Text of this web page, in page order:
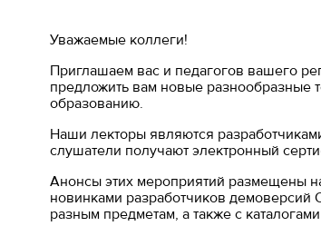
Уважаемые коллеги!
Приглашаем вас и педагогов вашего
предложить вам новые разнообразные
образованию.
Наши лекторы являются
слушатели получают электронный
Анонсы этих мероприятий размещены
новинками разработчиков
разным предметам, а также с